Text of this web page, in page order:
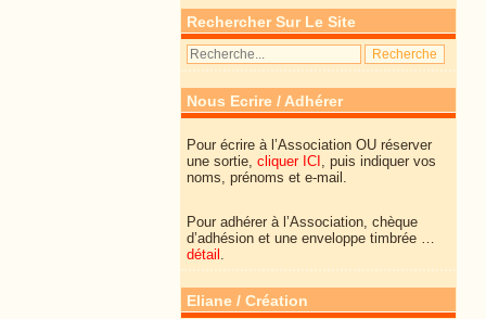
Rechercher Sur Le Site
Nous Ecrire / Adhérer
Pour écrire à l’Association OU réserver
une sortie,cliquer ICI , puis indiquer vos
noms, prénoms et e-mail.
Pour adhérer à l’Association, chèque
d’adhésion et une enveloppe timbrée …
détail .
Eliane / Création